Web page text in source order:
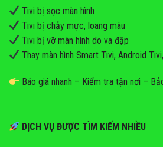
Tivi bị sọc màn hình
Tivi bị chảy mực, loang màu
Tivi bị vỡ màn hình do va đập
Thay màn hình Smart Tivi, Android
Báo giá nhanh – Kiểm tra tận nơi –
DỊCH VỤ ĐƯỢC TÌM KIẾM NHIỀU